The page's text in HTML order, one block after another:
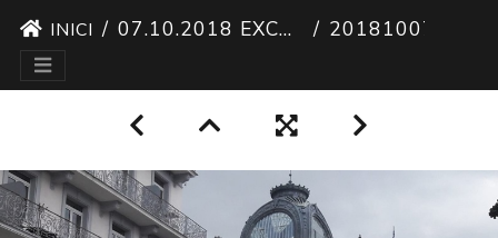
INICI 07.10.2018 EXCURSIÓ A EVIAN-LES-BAINS 20181007 EXCURSIO A EVIAN-LES-BAINS 08